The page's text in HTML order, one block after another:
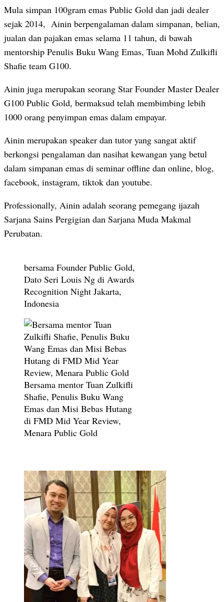
Mula simpan 100gram emas Public Gold dan jadi dealer
sejak 2014, Ainin berpengalaman dalam simpanan, belian,
jualan dan pajakan emas selama 11 tahun, di bawah
mentorship Penulis Buku Wang Emas, Tuan Mohd Zulkifli
Shafie team G100.
Ainin juga merupakan seorang Star Founder Master Dealer
G100 Public Gold, bermaksud telah membimbing lebih
1000 orang penyimpan emas dalam empayar.
Ainin merupakan speaker dan tutor yang sangat aktif
berkongsi pengalaman dan nasihat kewangan yang betul
dalam simpanan emas di seminar offline dan online, blog,
facebook, instagram, tiktok dan youtube.
Professionally, Ainin adalah seorang pemegang ijazah
Sarjana Sains Pergigian dan Sarjana Muda Makmal
Perubatan.
bersama Founder Public Gold,
Dato Seri Louis Ng di Awards
Recognition Night Jakarta,
Indonesia
Bersama mentor Tuan Zulkifli
Shafie, Penulis Buku Wang
Emas dan Misi Bebas Hutang
di FMD Mid Year Review,
Menara Public Gold